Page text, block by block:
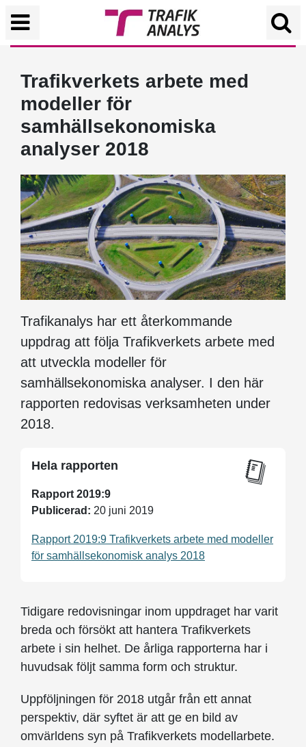
Trafikverkets arbete med
modeller för
samhällsekonomiska
analyser 2018
Trafikanalys har ett återkommande
uppdrag att följa Trafikverkets arbete med
att utveckla modeller för
samhällsekonomiska analyser. I den här
rapporten redovisas verksamheten under
2018.
Hela rapporten
Rapport 2019:9
Publicerad: 20 juni 2019
Rapport 2019:9 Trafikverkets arbete med modeller
för samhällsekonomisk analys 2018
Tidigare redovisningar inom uppdraget har varit
breda och försökt att hantera Trafikverkets
arbete i sin helhet. De årliga rapporterna har i
huvudsak följt samma form och struktur.
Uppföljningen för 2018 utgår från ett annat
perspektiv, där syftet är att ge en bild av
omvärldens syn på Trafikverkets modellarbete.